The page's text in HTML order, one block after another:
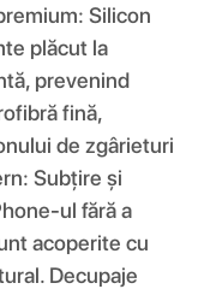
Silicon
plăcut la
prevenind
fină,
de zgârieturi
Subțire și
ul fără a
acoperite cu
Decupaje